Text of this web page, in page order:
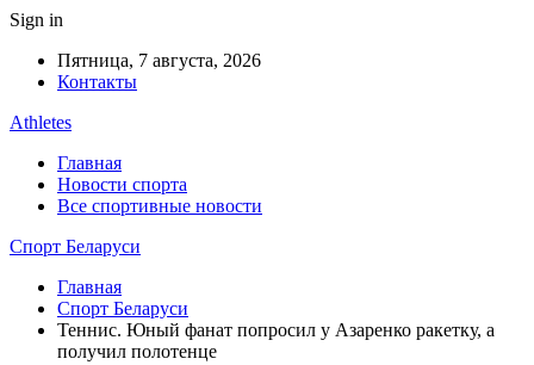
Sign in
Пятница, 7 августа, 2026
Контакты
Athletes
Главная
Новости спорта
Все спортивные новости
Спорт Беларуси
Главная
Спорт Беларуси
Теннис. Юный фанат попросил у Азаренко ракетку, а
получил полотенце